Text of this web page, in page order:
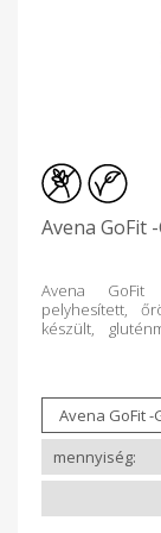
Avena GoFit
Avena GoFit
pelyhesített,
készült,
gluténmentes,
500 g, ill. 2,5
többrétegű
saláták
Készíthetünk
zabkeksz,